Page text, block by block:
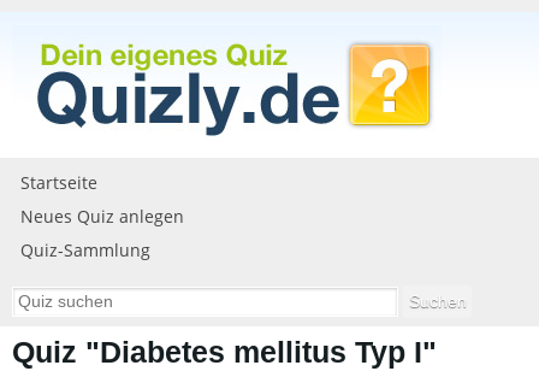
Startseite
Neues Quiz anlegen
Quiz-Sammlung
Quiz "Diabetes mellitus Typ I"